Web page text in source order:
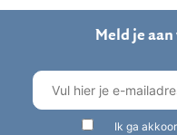
Meld je
Ik ga